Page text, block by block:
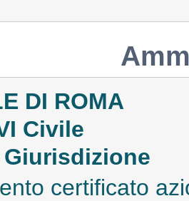
DI ROMA
Civile
certificato